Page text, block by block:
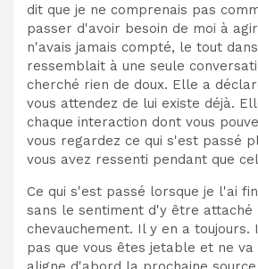
dit que je ne comprenais pas
passer d'avoir besoin de moi à
n'avais jamais compté, le tout
ressemblait à une seule
cherché rien de doux. Elle a
vous attendez de lui existe déjà.
chaque interaction dont vous
vous regardez ce qui s'est passé
vous avez ressenti pendant que
Ce qui s'est passé lorsque je l'ai
sans le sentiment d'y être attaché
chevauchement. Il y en a toujours.
pas que vous êtes jetable et ne